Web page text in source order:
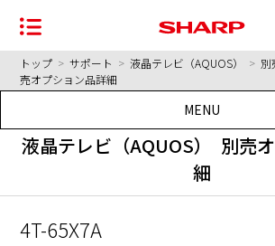
トップ > サポート > 液晶テレビ（AQUOS） > 別
売オプション品詳細
液晶テレビ（AQUOS） 別売
細
MENU
4T-65X7A